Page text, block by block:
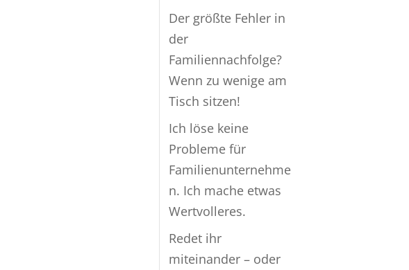
Der größte Fehler in
der
Familiennachfolge?
Wenn zu wenige am
Tisch sitzen!
Ich löse keine
Probleme für
Familienunternehme
n. Ich mache etwas
Wertvolleres.
Redet ihr
miteinander – oder